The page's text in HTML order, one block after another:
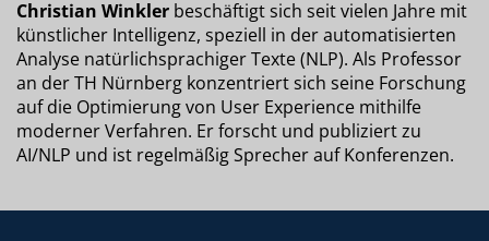
Christian Winkler beschäftigt sich seit vielen Jahre mit
künstlicher Intelligenz, speziell in der automatisierten
Analyse natürlichsprachiger Texte (NLP). Als Professor
an der TH Nürnberg konzentriert sich seine Forschung
auf die Optimierung von User Experience mithilfe
moderner Verfahren. Er forscht und publiziert zu
AI/NLP und ist regelmäßig Sprecher auf Konferenzen.